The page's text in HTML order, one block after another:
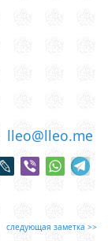
lleo@lleo.me
следующая заметка >>